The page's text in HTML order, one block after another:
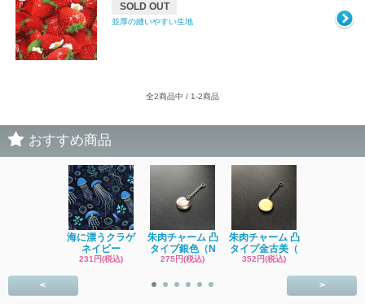
SOLD OUT
並厚の縫いやすい生地
全2商品中 / 1-2商品
おすすめ商品
海に漂うクラゲ
ネイビー
231円(税込)
朱肉チャーム 凸
タイプ銀色（N
275円(税込)
朱肉チャーム 凸
タイプ金古美（
352円(税込)
< >